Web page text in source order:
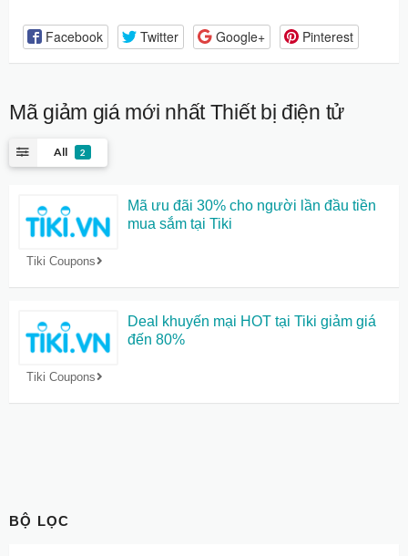
Facebook Twitter Google+ Pinterest
Mã giảm giá mới nhấtThiết bị điện tử
All 2
Tiki Coupons
Mã ưu đãi 30% cho người lần đầu tiền
mua sắm tại Tiki
Tiki Coupons
Deal khuyến mại HOT tại Tiki giảm giá
đến 80%
BỘ LỌC